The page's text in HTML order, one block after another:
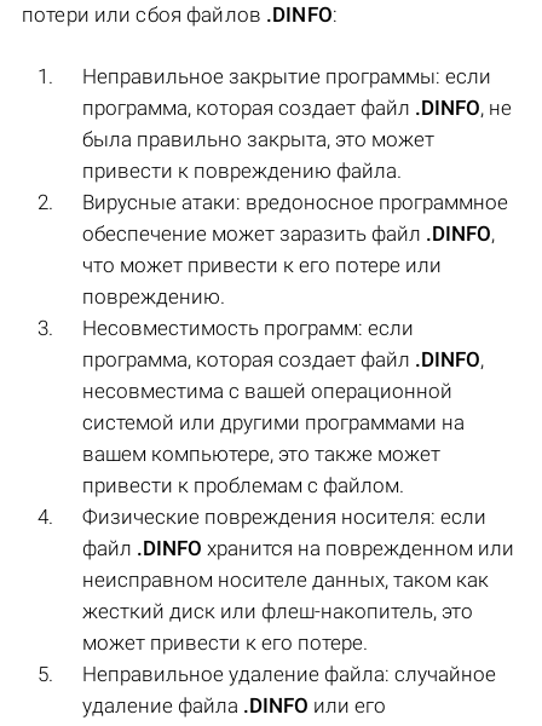
потери или сбоя файлов .DINFO:
Неправильное закрытие программы: если
программа, которая создает файл .DINFO, не
была правильно закрыта, это может
привести к повреждению файла.
Вирусные атаки: вредоносное программное
обеспечение может заразить файл .DINFO,
что может привести к его потере или
повреждению.
Несовместимость программ: если
программа, которая создает файл .DINFO,
несовместима с вашей операционной
системой или другими программами на
вашем компьютере, это также может
привести к проблемам с файлом.
Физические повреждения носителя: если
файл .DINFO хранится на поврежденном или
неисправном носителе данных, таком как
жесткий диск или флеш-накопитель, это
может привести к его потере.
Неправильное удаление файла: случайное
удаление файла .DINFO или его